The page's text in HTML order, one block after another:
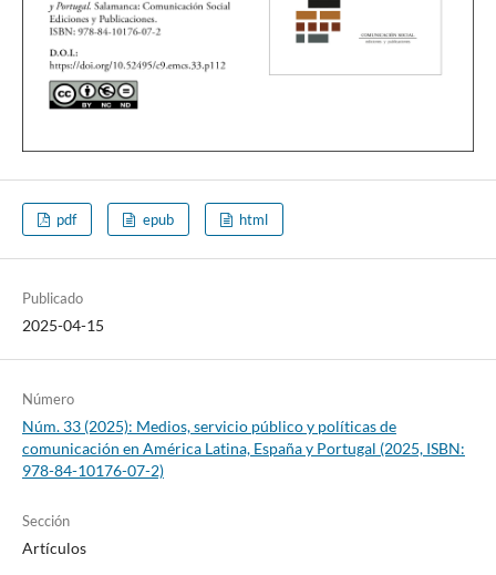
pdf epub html
Publicado
2025-04-15
Número
Núm. 33 (2025): Medios, servicio público y políticas de
comunicación en América Latina, España y Portugal (2025, ISBN:
978-84-10176-07-2)
Sección
Artículos